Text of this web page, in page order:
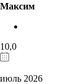
Максим
10,0
июль 2026